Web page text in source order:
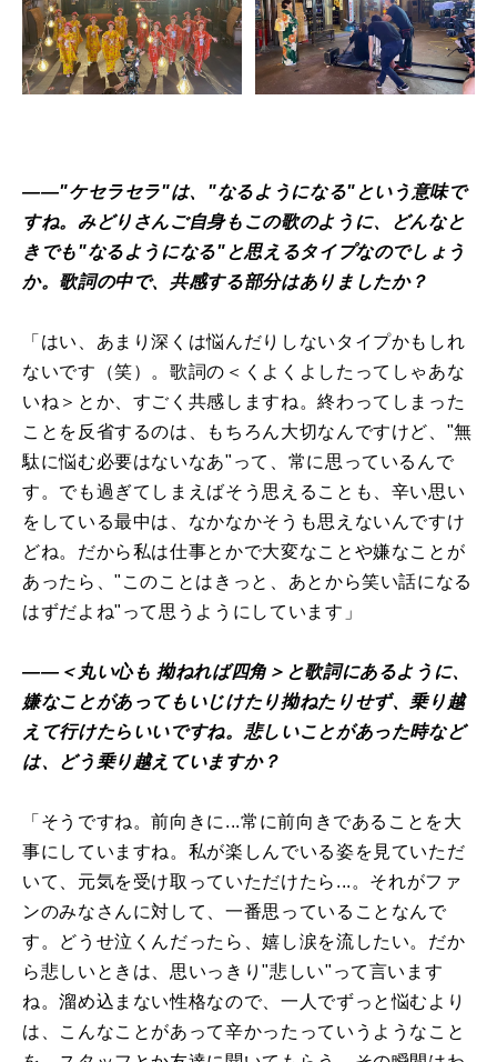
――"ケセラセラ"は、"なるようになる"という意味で
すね。みどりさんご自身もこの歌のように、どんなと
きでも"なるようになる"と思えるタイプなのでしょう
か。歌詞の中で、共感する部分はありましたか？
「はい、あまり深くは悩んだりしないタイプかもしれ
ないです（笑）。歌詞の＜くよくよしたってしゃあな
いね＞とか、すごく共感しますね。終わってしまった
ことを反省するのは、もちろん大切なんですけど、"無
駄に悩む必要はないなあ"って、常に思っているんで
す。でも過ぎてしまえばそう思えることも、辛い思い
をしている最中は、なかなかそうも思えないんですけ
どね。だから私は仕事とかで大変なことや嫌なことが
あったら、"このことはきっと、あとから笑い話になる
はずだよね"って思うようにしています」
――＜丸い心も 拗ねれば四角＞と歌詞にあるように、
嫌なことがあってもいじけたり拗ねたりせず、乗り越
えて行けたらいいですね。悲しいことがあった時など
は、どう乗り越えていますか？
「そうですね。前向きに...常に前向きであることを大
事にしていますね。私が楽しんでいる姿を見ていただ
いて、元気を受け取っていただけたら...。それがファ
ンのみなさんに対して、一番思っていることなんで
す。どうせ泣くんだったら、嬉し涙を流したい。だか
ら悲しいときは、思いっきり"悲しい"って言います
ね。溜め込まない性格なので、一人でずっと悩むより
は、こんなことがあって辛かったっていうようなこと